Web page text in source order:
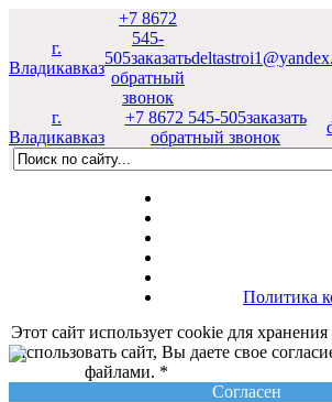
г.
Владикавказ
+7 8672
545-
505заказать
обратный
звонок
г.
Владикавказ
+7 8672 545-505заказать
обратный звонок
Политика
Этот сайт использует cookie для
использовать сайт, Вы даете свое
файлами. *
Согласен